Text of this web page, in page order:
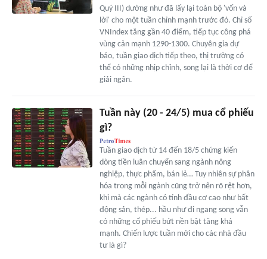
Quý III) dường như đã lấy lại toàn bộ 'vốn và
lời' cho một tuần chỉnh mạnh trước đó. Chỉ số
VNIndex tăng gần 40 điểm, tiếp tục công phá
vùng cản mạnh 1290-1300. Chuyên gia dự
báo, tuần giao dịch tiếp theo, thị trường có
thể có những nhịp chỉnh, song lại là thời cơ để
giải ngân.
Tuần này (20 - 24/5) mua cổ phiếu
gì?
Tuần giao dịch từ 14 đến 18/5 chứng kiến
dòng tiền luân chuyển sang ngành nông
nghiệp, thực phẩm, bán lẻ… Tuy nhiên sự phân
hóa trong mỗi ngành cũng trở nên rõ rệt hơn,
khi mà các ngành có tính đầu cơ cao như bất
động sản, thép... hầu như đi ngang song vẫn
có những cổ phiếu bứt nền bật tăng khá
mạnh. Chiến lược tuần mới cho các nhà đầu
tư là gì?